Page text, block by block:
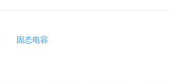
固态电容